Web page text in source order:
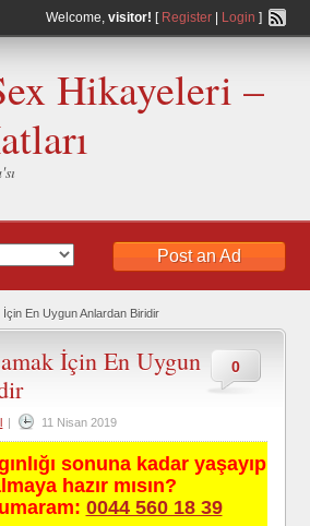
Welcome, visitor! [ Register| Login ]
Hikayeleri –
Post an Ad
En Uygun Anlardan Biridir
0
İçin En Uygun
| 11 Nisan 2019
sonuna kadar yaşayıp
hazır mısın?
0044 560 18 39